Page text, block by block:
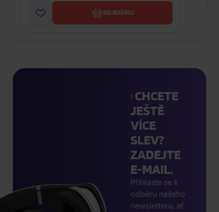
DO KOŠÍKU
CHCETE
JEŠTĚ
VÍCE
SLEV?
ZADEJTE
E-MAIL.
Přihlaste se k
odběru našeho
newsletteru, ať